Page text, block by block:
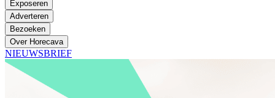
Exposeren
Adverteren
Bezoeken
Over Horecava
NIEUWSBRIEF